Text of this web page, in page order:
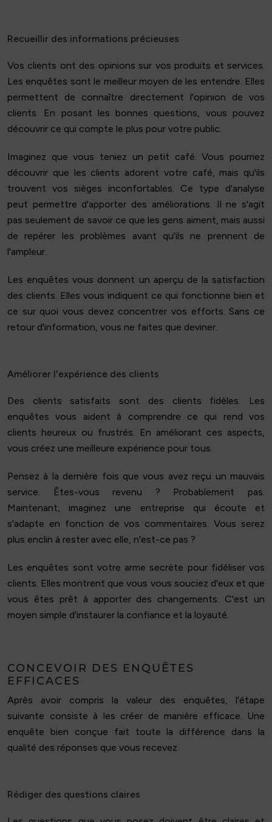
Recueillir des informations précieuses
Vos clients ont des opinions sur vos produits et services.
Les enquêtes sont le meilleur moyen de les entendre. Elles
permettent de connaître directement l'opinion de vos
clients. En posant les bonnes questions, vous pouvez
découvrir ce qui compte le plus pour votre public.
Imaginez que vous teniez un petit café. Vous pourriez
découvrir que les clients adorent votre café, mais qu'ils
trouvent vos sièges inconfortables. Ce type d'analyse
peut permettre d'apporter des améliorations. Il ne s'agit
pas seulement de savoir ce que les gens aiment, mais aussi
de repérer les problèmes avant qu'ils ne prennent de
l'ampleur.
Les enquêtes vous donnent un aperçu de la satisfaction
des clients. Elles vous indiquent ce qui fonctionne bien et
ce sur quoi vous devez concentrer vos efforts. Sans ce
retour d'information, vous ne faites que deviner.
Améliorer l'expérience des clients
Des clients satisfaits sont des clients fidèles. Les
enquêtes vous aident à comprendre ce qui rend vos
clients heureux ou frustrés. En améliorant ces aspects,
vous créez une meilleure expérience pour tous.
Pensez à la dernière fois que vous avez reçu un mauvais
service. Êtes-vous revenu ? Probablement pas.
Maintenant, imaginez une entreprise qui écoute et
s'adapte en fonction de vos commentaires. Vous serez
plus enclin à rester avec elle, n'est-ce pas ?
Les enquêtes sont votre arme secrète pour fidéliser vos
clients. Elles montrent que vous vous souciez d'eux et que
vous êtes prêt à apporter des changements. C'est un
moyen simple d'instaurer la confiance et la loyauté.
CONCEVOIR DES ENQUÊTES
EFFICACES
Après avoir compris la valeur des enquêtes, l'étape
suivante consiste à les créer de manière efficace. Une
enquête bien conçue fait toute la différence dans la
qualité des réponses que vous recevez.
Rédiger des questions claires